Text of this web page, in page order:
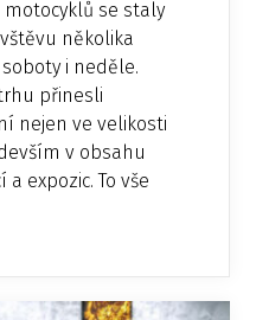
se staly
několika
i neděle.
přinesli
nejen ve velikosti
v obsahu
expozic. To vše